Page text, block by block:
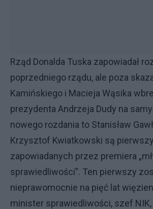
Rząd Donalda Tuska zapowiadał
poprzedniego rządu, ale poza
Kamińskiego i Macieja Wąsika
prezydenta Andrzeja Dudy na
nowego rozdania to Stanisław
Krzysztof Kwiatkowski są
zapowiadanych przez premiera
sprawiedliwości”. Ten pierwszy
nieprawomocnie na pięć lat
minister sprawiedliwości, szef